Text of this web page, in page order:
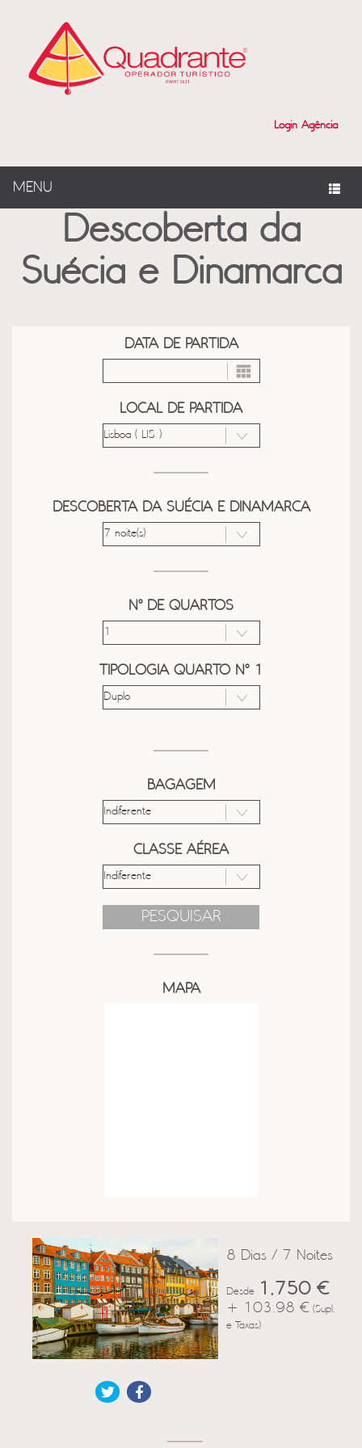
Login Agência
MENU
Descoberta da
Suécia e Dinamarca
DATA DE PARTIDA
LOCAL DE PARTIDA
DESCOBERTA DA SUÉCIA E DINAMARCA
Nº DE QUARTOS
TIPOLOGIA QUARTO Nº 1
BAGAGEM
CLASSE AÉREA
PESQUISAR
MAPA
8 Dias / 7 Noites
Desde 1,750 €
+ 103.98 € (Supl.
e Taxas)